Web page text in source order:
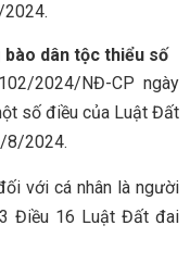
dân tộc thiểu số
2024/NĐ-CP ngày
số điều của Luật Đất
8/2024.
với cá nhân là người
Điều 16 Luật Đất đai